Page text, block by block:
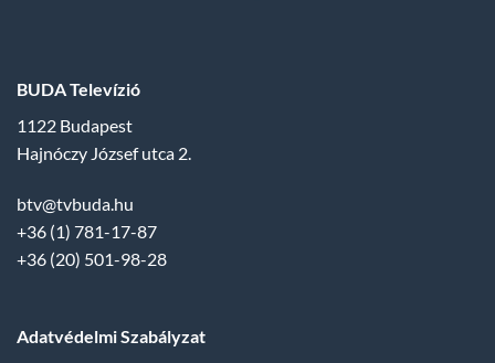
BUDA Televízió
1122 Budapest
Hajnóczy József utca 2.
btv@tvbuda.hu
+36 (1) 781-17-87
+36 (20) 501-98-28
Adatvédelmi Szabályzat